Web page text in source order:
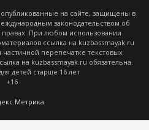
на сайте, защищены в
законодательством об
При любом использовании
ссылка на kuzbassmayak.ru
перепечатке текстовых
на kuzbassmayak.ru обязательна.
детей старше 16 лет
+16